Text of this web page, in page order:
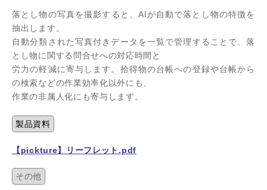
落とし物の写真を撮影すると、AIが自動で落とし物の特徴を
抽出します。
自動分類された写真付きデータを一覧で管理することで、落
とし物に関する問合せへの対応時間と
労力の軽減に寄与します。拾得物の台帳への登録や台帳から
の検索などの作業効率化以外にも、
作業の非属人化にも寄与します。
製品資料
【pickture】リーフレット.pdf
その他